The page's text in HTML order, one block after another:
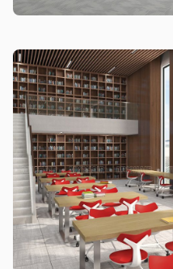
Sản phẩm sau khi đã
đã ký vào biên bản
Sản phẩm mới đã quá
hàng.
Mọi thông tin cần hỗ trợ và
qua:
Hotline: 0942 902 468
Email:info@mychair.vn